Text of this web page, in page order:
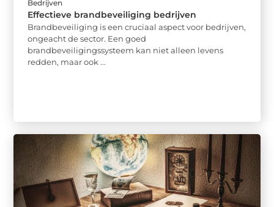
Bedrijven
Effectieve brandbeveiliging bedrijven
Brandbeveiliging is een cruciaal aspect voor bedrijven,
ongeacht de sector. Een goed
brandbeveiligingssysteem kan niet alleen levens
redden, maar ook ...